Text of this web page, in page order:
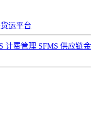
运平台
计费管理 SFMS 供应链金